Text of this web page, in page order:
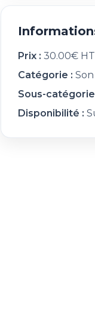
Prix : 30.00€
Catégorie : Son
Sous-catégorie
Disponibilité :